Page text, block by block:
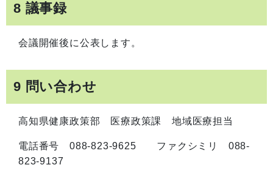
8 議事録
会議開催後に公表します。
9 問い合わせ
高知県健康政策部 医療政策課 地域医療担当
電話番号 088-823-9625 ファクシミリ 088-
823-9137